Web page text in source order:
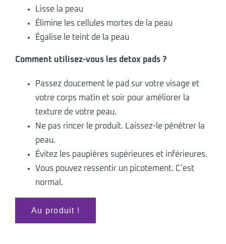
Lisse la peau
Élimine les cellules mortes de la peau
Égalise le teint de la peau
Comment utilisez-vous les detox pads ?
Passez doucement le pad sur votre visage et
votre corps matin et soir pour améliorer la
texture de votre peau.
Ne pas rincer le produit. Laissez-le pénétrer la
peau.
Évitez les paupières supérieures et inférieures.
Vous pouvez ressentir un picotement. C’est
normal.
Au produit !